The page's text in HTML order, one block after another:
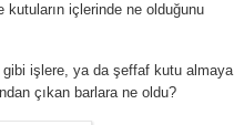
kutuların içlerinde ne olduğunu
gibi işlere, ya da şeffaf kutu almaya
çıkan barlara ne oldu?